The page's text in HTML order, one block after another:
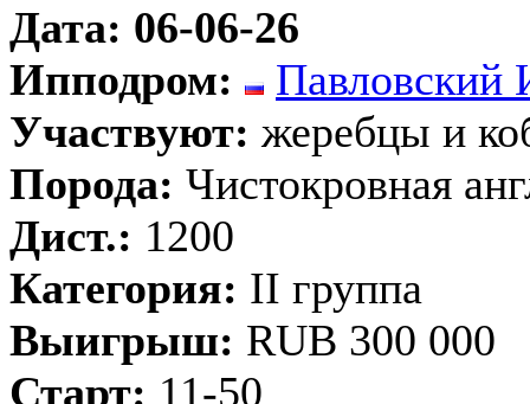
Дата: 06-06-26
Ипподром:
Павловский
Участвуют: жеребцы и
Порода: Чистокровная
Дист.: 1200
Категория: II группа
Выигрыш: RUB 300 000
Старт: 11-50